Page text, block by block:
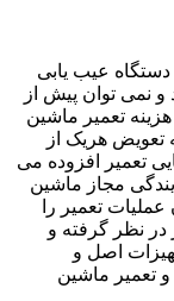
دستگاه عیب یابی
نمی توان پیش از
تعمیر ماشین
تعویض هریک از
تعمیر افزوده می
مجاز ماشین
تعمیر را
در نظر گرفته و
اصل و
تعمیر ماشین